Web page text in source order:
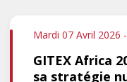
Mardi 07 Avril 2026
GITEX Africa
sa stratégie